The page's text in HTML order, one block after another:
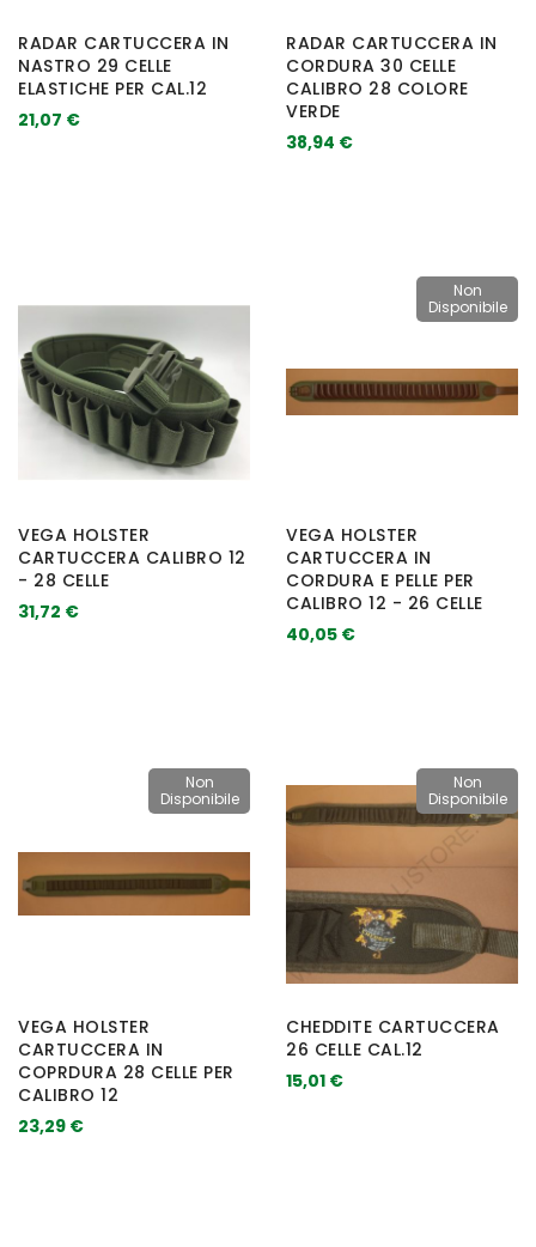
RADAR CARTUCCERA IN
NASTRO 29 CELLE
ELASTICHE PER CAL.12
21,07 €
RADAR CARTUCCERA IN
CORDURA 30 CELLE
CALIBRO 28 COLORE
VERDE
38,94 €
VEGA HOLSTER
CARTUCCERA CALIBRO 12
- 28 CELLE
31,72 €
Non
Disponibile
VEGA HOLSTER
CARTUCCERA IN
CORDURA E PELLE PER
CALIBRO 12 - 26 CELLE
40,05 €
Non
Disponibile
VEGA HOLSTER
CARTUCCERA IN
COPRDURA 28 CELLE PER
CALIBRO 12
23,29 €
Non
Disponibile
CHEDDITE CARTUCCERA
26 CELLE CAL.12
15,01 €